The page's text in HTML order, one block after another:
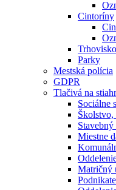
Cintoríny
Trhovisko
Parky
Mestská polícia
GDPR
Tlačivá na
Sociálne
Školstvo,
Stavebný
Miestne
Matričný